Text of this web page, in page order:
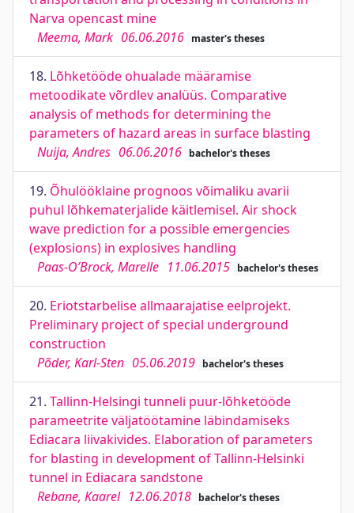
Narva opencast mine
Meema, Mark 06.06.2016 master's theses
18. Lõhketööde ohualade määramise
metoodikate võrdlev analüüs. Comparative
analysis of methods for determining the
parameters of hazard areas in surface blasting
Nuija, Andres 06.06.2016 bachelor's theses
19. Õhulööklaine prognoos võimaliku avarii
puhul lõhkematerjalide käitlemisel. Air shock
wave prediction for a possible emergencies
(explosions) in explosives handling
Paas-O’Brock, Marelle 11.06.2015 bachelor's theses
20. Eriotstarbelise allmaarajatise eelprojekt.
Preliminary project of special underground
construction
Põder, Karl-Sten 05.06.2019 bachelor's theses
21. Tallinn-Helsingi tunneli puur-lõhketööde
parameetrite väljatöötamine läbindamiseks
Ediacara liivakivides. Elaboration of parameters
for blasting in development of Tallinn-Helsinki
tunnel in Ediacara sandstone
Rebane, Kaarel 12.06.2018 bachelor's theses